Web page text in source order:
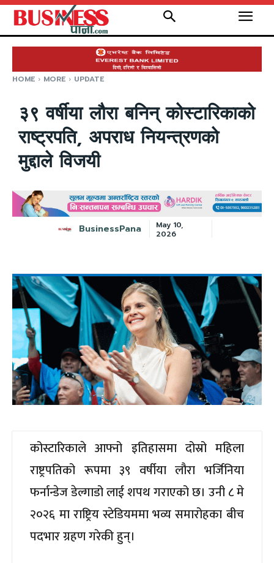
HOME MORE UPDATE
३९ वर्षीया लौरा बनिन् कोस्टारिकाको
राष्ट्रपति, अपराध नियन्त्रणको
मुद्दाले विजयी
BusinessPana
May 10,
2026
कोस्टारिकाले आफ्नो इतिहासमा दोस्रो महिला
राष्ट्रपतिको रूपमा ३९ वर्षीया लौरा भर्जिनिया
फर्नान्डेज डेल्गाडो लाई शपथ गराएको छ। उनी ८ मे
२०२६ मा राष्ट्रिय स्टेडियममा भव्य समारोहका बीच
पदभार ग्रहण गरेकी हुन्।